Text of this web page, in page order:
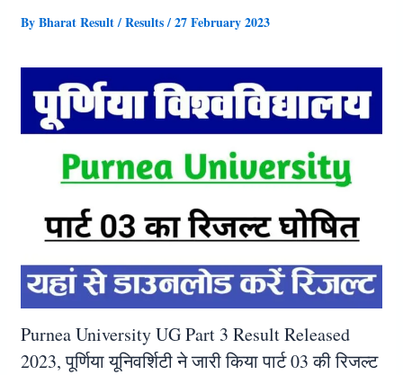
ByBharat Result/Results/27 February 2023
Purnea University UG Part 3 Result Released
2023, पूर्णिया यूनिवर्शिटी ने जारी किया पार्ट 03 की रिजल्ट